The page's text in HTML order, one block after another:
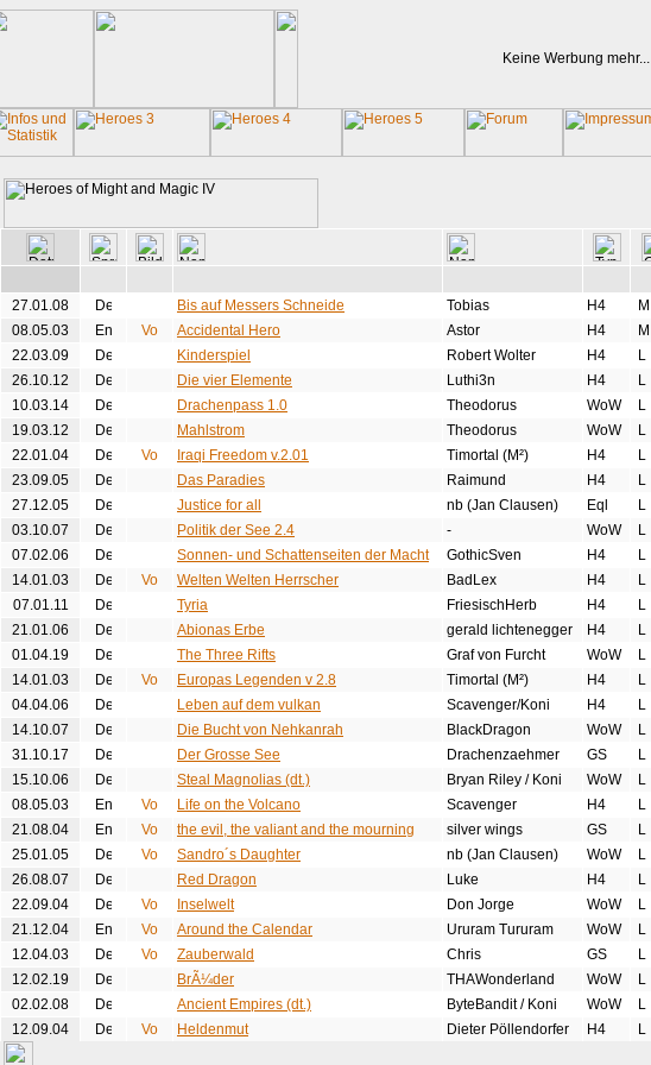
Keine Werbung mehr...
27.01.08 Bis auf Messers Schneide Tobias H4 M
08.05.03
Accidental Hero Astor H4 M
22.03.09
Kinderspiel Robert Wolter H4 L
26.10.12
Die vier Elemente Luthi3n H4 L
10.03.14
Drachenpass 1.0 Theodorus WoW L
19.03.12
Mahlstrom Theodorus WoW L
22.01.04
Iraqi Freedom v.2.01 Timortal (M²) H4 L
23.09.05
Das Paradies Raimund H4 L
27.12.05
Justice for all nb (Jan Clausen) Eql L
03.10.07
Politik der See 2.4 - WoW L
07.02.06
Sonnen- und Schattenseiten der Macht GothicSven H4 L
14.01.03
Welten Welten Herrscher BadLex H4 L
07.01.11
Tyria FriesischHerb H4 L
21.01.06
Abionas Erbe gerald lichtenegger H4 L
01.04.19
The Three Rifts Graf von Furcht WoW L
14.01.03
Europas Legenden v 2.8 Timortal (M²) H4 L
04.04.06
Leben auf dem vulkan Scavenger/Koni H4 L
14.10.07
Die Bucht von Nehkanrah BlackDragon WoW L
31.10.17
Der Grosse See Drachenzaehmer GS L
15.10.06
Steal Magnolias (dt.) Bryan Riley / Koni WoW L
08.05.03
Life on the Volcano Scavenger H4 L
21.08.04
the evil, the valiant and the mourning silver wings GS L
25.01.05
Sandro´s Daughter nb (Jan Clausen) WoW L
26.08.07
Red Dragon Luke H4 L
22.09.04
Inselwelt Don Jorge WoW L
21.12.04
Around the Calendar Ururam Tururam WoW L
12.04.03
Zauberwald Chris GS L
12.02.19
BrÃ¼der THAWonderland WoW L
02.02.08
Ancient Empires (dt.) ByteBandit / Koni WoW L
12.09.04
Heldenmut Dieter Pöllendorfer H4 L